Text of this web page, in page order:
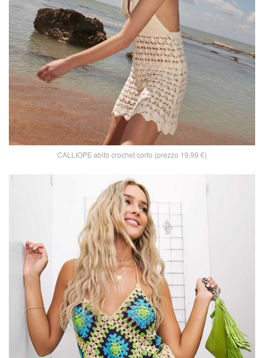
CALLIOPE abito crochet corto (prezzo 19,99 €)